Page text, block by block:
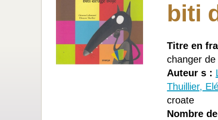
biti
Titre en
changer
Auteur s :
Thuillier,
croate
Nombre